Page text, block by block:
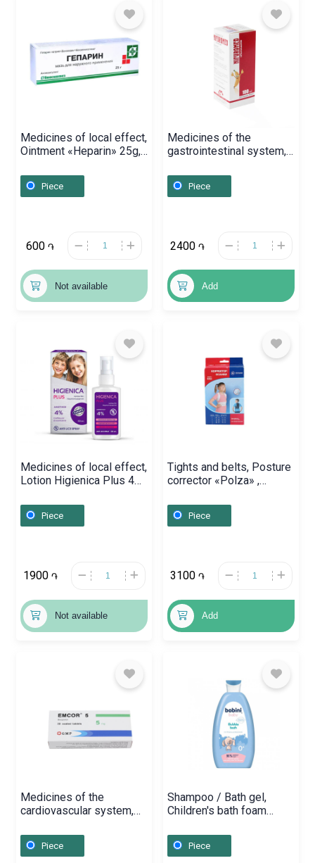
Medicines of local effect,
Ointment «Heparin» 25g,
Piece
600 ֏
Not available
Medicines of the
gastrointestinal system,
100ml, Հայաստան
Piece
2400 ֏
Add
Medicines of local effect,
Lotion Higienica Plus 4%
Piece
1900 ֏
Not available
Tights and belts, Posture
corrector «Polza» ,
Piece
3100 ֏
Add
Medicines of the
cardiovascular system,
Վրաստան
Piece
Shampoo / Bath gel,
Children's bath foam
Լեհաստան
Piece